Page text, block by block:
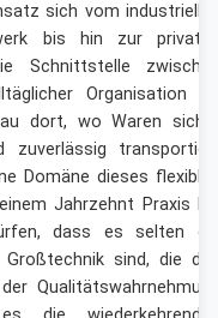
sich vom
bis hin zur
Schnittstelle
Organisation
dort, wo Waren
zuverlässig
Domäne dieses
Jahrzehnt Praxis
dass es selten
sind, die